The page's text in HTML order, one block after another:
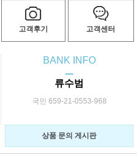
고객후기 고객센터
BANK INFO
ㅡ
류수범
국민 659-21-0553-968
상품 문의 게시판